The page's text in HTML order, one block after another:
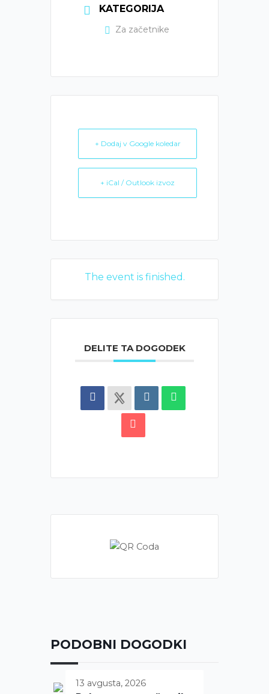
KATEGORIJA
Za začetnike
+ Dodaj v Google koledar
+ iCal / Outlook izvoz
The event is finished.
DELITE TA DOGODEK
PODOBNI DOGODKI
13 avgusta, 2026